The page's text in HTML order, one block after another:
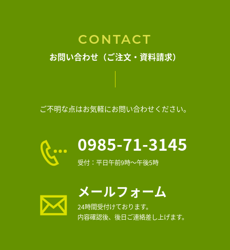
CONTACT
お問い合わせ（ご注文・資料請求）
ご不明な点はお気軽にお問い合わせください。
0985-71-3145
受付：平日午前9時～午後5時
メールフォーム
24時間受付けております。
内容確認後、後日ご連絡差し上げます。